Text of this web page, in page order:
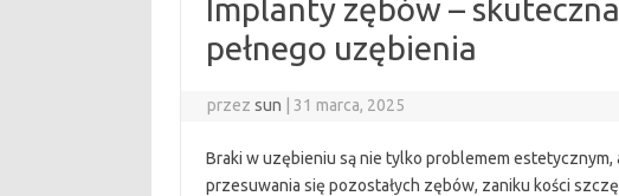
Implanty zębów –
pełnego uzębienia
przezsun 31 marca, 2025
Braki w uzębieniu są nie tylko problemem
przesuwania się pozostałych zębów, zaniku kości